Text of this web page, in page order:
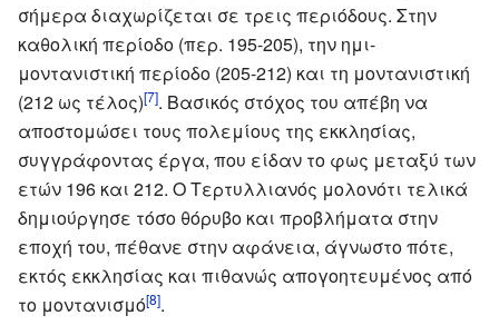
σήμερα διαχωρίζεται σε τρεις περιόδους. Στην
καθολική περίοδο (περ. 195-205), την ημι-
μοντανιστική περίοδο (205-212) και τη μοντανιστική
(212 ως τέλος)[7]. Βασικός στόχος του απέβη να
αποστομώσει τους πολεμίους της εκκλησίας,
συγγράφοντας έργα, που είδαν το φως μεταξύ των
ετών 196 και 212. Ο Τερτυλλιανός μολονότι τελικά
δημιούργησε τόσο θόρυβο και προβλήματα στην
εποχή του, πέθανε στην αφάνεια, άγνωστο πότε,
εκτός εκκλησίας και πιθανώς απογοητευμένος από
το μοντανισμό[8].